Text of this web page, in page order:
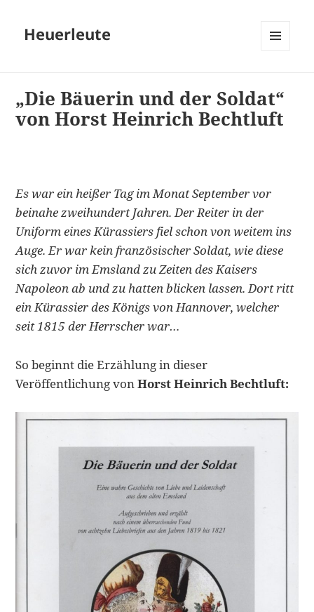
Heuerleute
„Die Bäuerin und der Soldat“
von Horst Heinrich Bechtluft
Es war ein heißer Tag im Monat September vor
beinahe zweihundert Jahren. Der Reiter in der
Uniform eines Kürassiers fiel schon von weitem ins
Auge. Er war kein französischer Soldat, wie diese
sich zuvor im Emsland zu Zeiten des Kaisers
Napoleon ab und zu hatten blicken lassen. Dort ritt
ein Kürassier des Königs von Hannover, welcher
seit 1815 der Herrscher war…
So beginnt die Erzählung in dieser
Veröffentlichung vonHorst Heinrich Bechtluft: